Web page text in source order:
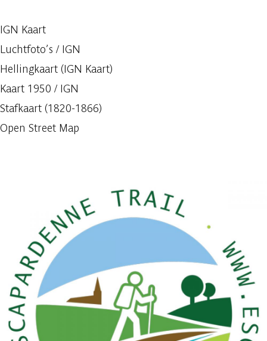
IGN Kaart
Luchtfoto’s / IGN
Hellingkaart (IGN Kaart)
Kaart 1950 / IGN
Stafkaart (1820-1866)
Open Street Map